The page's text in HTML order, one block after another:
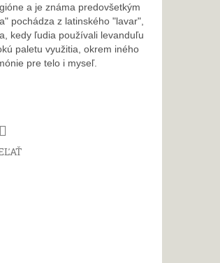
a je známa predovšetkým
pochádza z latinského "lavar",
kedy ľudia používali levanduľu
paletu využitia, okrem iného
pre telo i myseľ.